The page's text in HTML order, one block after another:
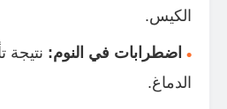
الكيس.
اضطرابات في النوم: نتيجة
الدماغ.